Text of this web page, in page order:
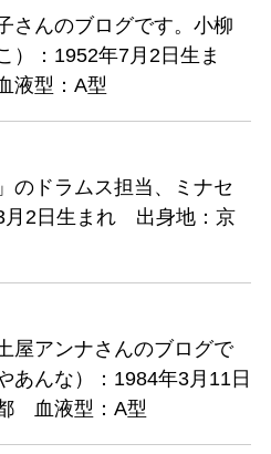
さんのブログです。小柳
）：1952年7月2日生ま
型：A型
のドラムス担当、ミナセ
月2日生まれ 出身地：京
屋アンナさんのブログで
あんな）：1984年3月11日
血液型：A型